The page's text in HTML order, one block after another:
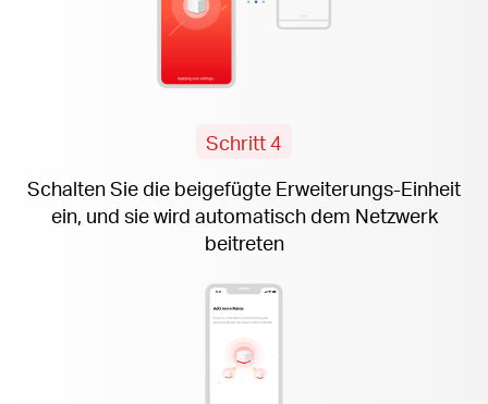
Schritt 4
Schalten Sie die beigefügte Erweiterungs-Einheit
ein, und sie wird automatisch dem Netzwerk
beitreten